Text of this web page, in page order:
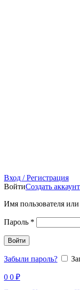
Вход / Регистрация
ВойтиСоздать аккаунт
Имя пользователя
Пароль *
Войти
Забыли пароль?
0 0 ₽
Продано